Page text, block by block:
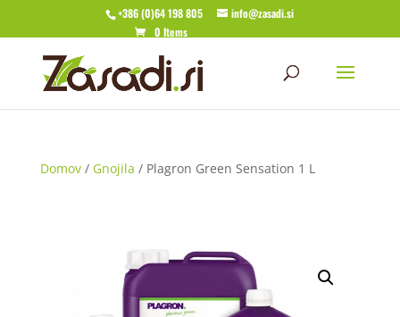
+386 (0)64 198 805
info@zasadi.si
0 Items
Domov/ Gnojila / Plagron Green Sensation 1 L